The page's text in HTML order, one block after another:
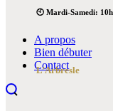
A propos
Bien débuter
Contact
🕙 Mardi-Samedi:
L’Arbresle